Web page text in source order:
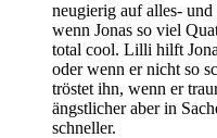
neugierig auf alles-
wenn Jonas so viel
total cool. Lilli hilft
oder wenn er nicht so
tröstet ihn, wenn er
ängstlicher aber in
schneller.